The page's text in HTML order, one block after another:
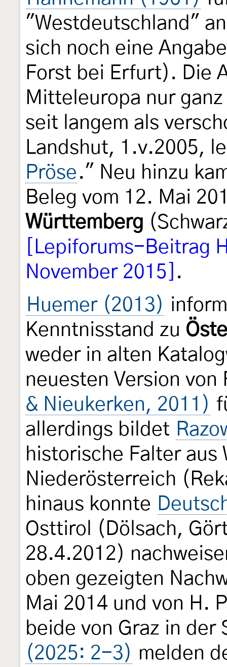
"Westdeutschland"
sich noch eine
Forst bei Erfurt). Die
Mitteleuropa nur
seit langem als
Landshut, 1.v.2005,
Pröse ." Neu hinzu
Beleg vom 12. Mai
Württemberg
[Lepiforums-Beitrag
November 2015] .
Huemer (2013)
Kenntnisstand zu
weder in alten
neuesten Version von
& Nieukerken, 2011)
allerdings bildet
historische Falter aus
Niederösterreich
hinaus konnte
Osttirol (Dölsach,
28.4.2012)
oben gezeigten
Mai 2014 und von H.
beide von Graz in
(2025: 2-3) melden